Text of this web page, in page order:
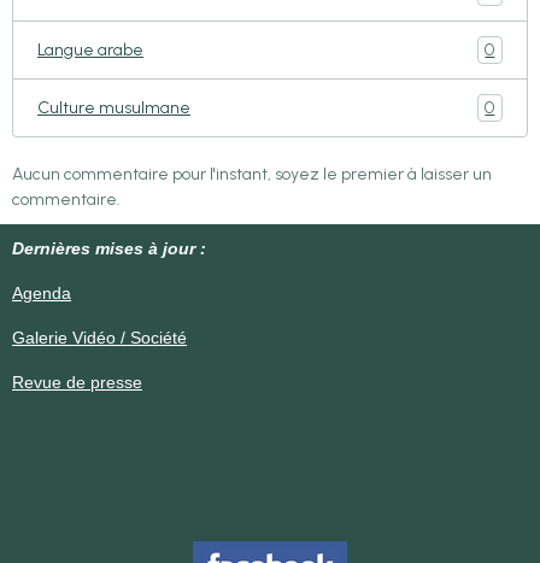
Langue arabe 0
Culture musulmane 0
Aucun commentaire pour l'instant, soyez le premier à laisser un
commentaire.
Dernières mises à jour :
Agenda
Galerie Vidéo / Société
Revue de presse